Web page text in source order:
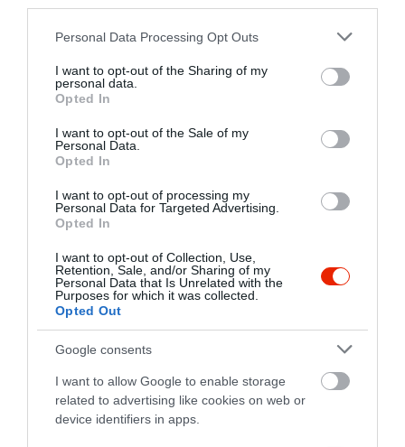
Please note that this website/app uses one or more Google
not limited to your visit or usage behaviour. You may click to
grant or deny consent to Google and its third-party tags to
use your data for below specified purposes in below Google
consent section.
Personal Data Processing Opt Outs
I want to opt-out of the Sharing of my
personal data.
Opted In
I want to opt-out of the Sale of my
Personal Data.
Opted In
I want to opt-out of processing my
Personal Data for Targeted Advertising.
Opted In
I want to opt-out of Collection, Use,
Retention, Sale, and/or Sharing of my
Personal Data that Is Unrelated with the
Purposes for which it was collected.
Opted Out
Google consents
I want to allow Google to enable storage
related to advertising like cookies on web or
device identifiers in apps.
Értékelések Értékeld Te is
4.2
Összesen 5
5 4
4 0
3 0
2 0